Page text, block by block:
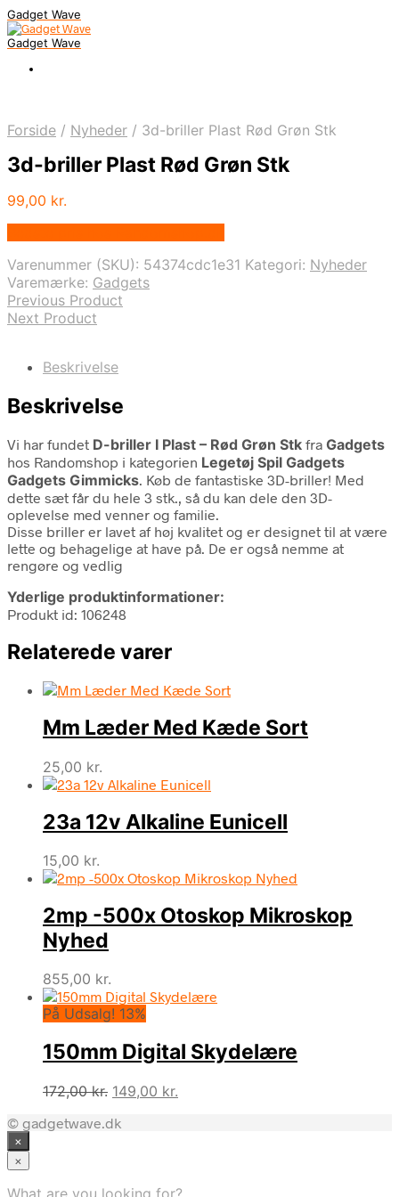
Gadget Wave
Gadget Wave
Forside / Nyheder / 3d-briller Plast Rød Grøn Stk
3d-briller Plast Rød Grøn Stk
99,00 kr.
Varenummer (SKU): 54374cdc1e31 Kategori: Nyheder
Varemærke: Gadgets
Previous Product
Next Product
Beskrivelse
Beskrivelse
Vi har fundet D-briller I Plast – Rød Grøn Stk fra Gadgets
hos Randomshop i kategorien Legetøj Spil Gadgets
Gadgets Gimmicks. Køb de fantastiske 3D-briller! Med
dette sæt får du hele 3 stk., så du kan dele den 3D-
oplevelse med venner og familie.
Disse briller er lavet af høj kvalitet og er designet til at være
lette og behagelige at have på. De er også nemme at
rengøre og vedlig
Yderlige produktinformationer:
Produkt id: 106248
Relaterede varer
Mm Læder Med Kæde Sort
25,00 kr.
23a 12v Alkaline Eunicell
15,00 kr.
2mp -500x Otoskop Mikroskop
Nyhed
855,00 kr.
På Udsalg! 13%
150mm Digital Skydelære
172,00kr. Den
pris
149,00 kr.
© gadgetwave.dk
×
×
What are you looking for?